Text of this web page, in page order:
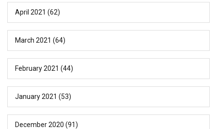
April 2021 (62)
March 2021 (64)
February 2021 (44)
January 2021 (53)
December 2020 (91)